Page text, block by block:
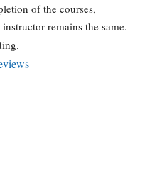
of the courses,
remains the same.